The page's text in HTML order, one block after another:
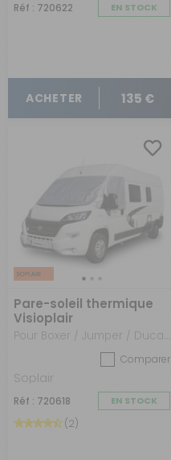
Réf : 720622 EN STOCK
ACHETER 135 €
Pare-soleil thermique
Visioplair
Comparer
Soplair
Réf : 720618 EN STOCK
(2)